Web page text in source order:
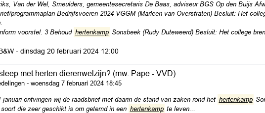
Van der Wel, Smeulders, gemeentesecretaris De Baas, adviseur BGS Op den Buijs
programmaplan Bedrijfsvoeren 2024 VGGM (Marleen van Overstraten) Besluit: Het
voorstel. 3 Behoud hertenkamp Sonsbeek (Rudy Duteweerd) Besluit: Het college
- dinsdag 20 februari 2024 12:00
met herten dierenwelzijn? (mw. Pape - VVD)
- woensdag 7 februari 2024 18:45
januari ontvingen wij de raadsbrief met daarin de stand van zaken rond het hertenkamp
die zeer geschikt is om getemd in een hertenkamp te leven...